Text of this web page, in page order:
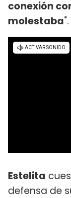
conexión
molestaba".
Estelita
defensa de